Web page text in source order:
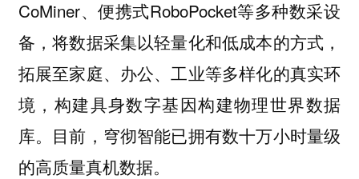
CoMiner、便携式RoboPocket等多种数采设
备，将数据采集以轻量化和低成本的方式，
拓展至家庭、办公、工业等多样化的真实环
境，构建具身数字基因构建物理世界数据
库。目前，穹彻智能已拥有数十万小时量级
的高质量真机数据。